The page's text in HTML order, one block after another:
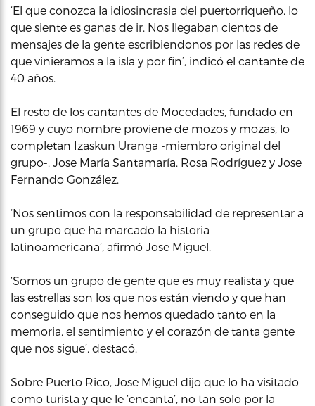
‘El que conozca la idiosincrasia del puertorriqueño, lo
que siente es ganas de ir. Nos llegaban cientos de
mensajes de la gente escribiendonos por las redes de
que vinieramos a la isla y por fin’, indicó el cantante de
40 años.
El resto de los cantantes de Mocedades, fundado en
1969 y cuyo nombre proviene de mozos y mozas, lo
completan Izaskun Uranga -miembro original del
grupo-, Jose María Santamaría, Rosa Rodríguez y Jose
Fernando González.
‘Nos sentimos con la responsabilidad de representar a
un grupo que ha marcado la historia
latinoamericana’, afirmó Jose Miguel.
‘Somos un grupo de gente que es muy realista y que
las estrellas son los que nos están viendo y que han
conseguido que nos hemos quedado tanto en la
memoria, el sentimiento y el corazón de tanta gente
que nos sigue’, destacó.
Sobre Puerto Rico, Jose Miguel dijo que lo ha visitado
como turista y que le ‘encanta’, no tan solo por la